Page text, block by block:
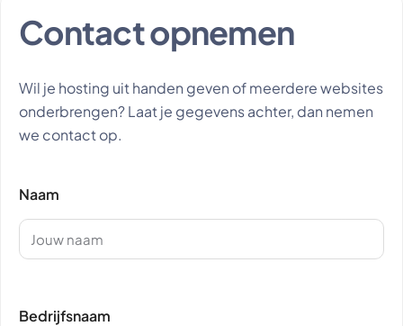
Contact opnemen
Wil je hosting uit handen geven of meerdere websites
onderbrengen? Laat je gegevens achter, dan nemen
we contact op.
Naam
Bedrijfsnaam